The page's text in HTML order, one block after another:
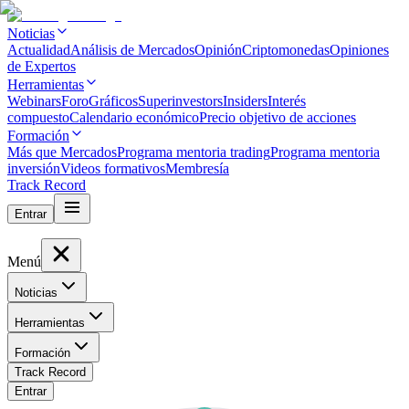
Noticias
ActualidadAnálisis de MercadosOpiniónCriptomonedasOpiniones
de Expertos
Herramientas
WebinarsForoGráficosSuperinvestorsInsidersInterés
compuestoCalendario económicoPrecio objetivo de acciones
Formación
Más que MercadosPrograma mentoria tradingPrograma mentoria
inversiónVideos formativosMembresía
Track Record
Entrar
Menú
Noticias
Herramientas
Formación
Track Record
Entrar